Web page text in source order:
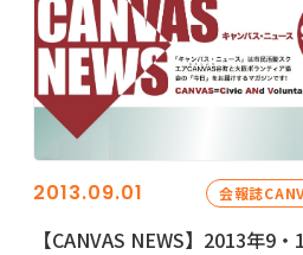
2013.09.01 会報誌
【CANVAS NEWS】2013年9